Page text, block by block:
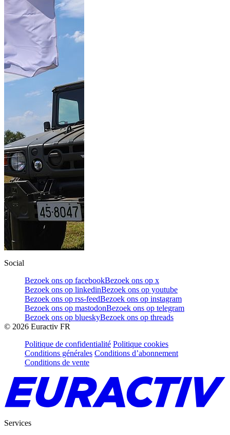
Social
Bezoek ons op facebookBezoek ons op x
Bezoek ons op linkedinBezoek ons op youtube
Bezoek ons op rss-feedBezoek ons op instagram
Bezoek ons op mastodonBezoek ons op telegram
Bezoek ons op blueskyBezoek ons op threads
© 2026 Euractiv FR
Politique de confidentialité Politique cookies
Conditions générales Conditions d’abonnement
Conditions de vente
Services